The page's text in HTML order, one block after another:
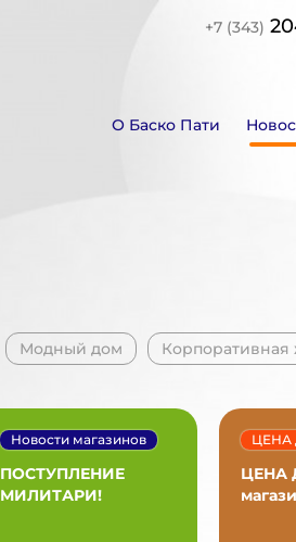
+7 (343)
О Баско Пати
Модный дом Корпоративная
ПОСТУПЛЕНИЕ
МИЛИТАРИ!
Новости магазинов
ЦЕНА
ЦЕНА